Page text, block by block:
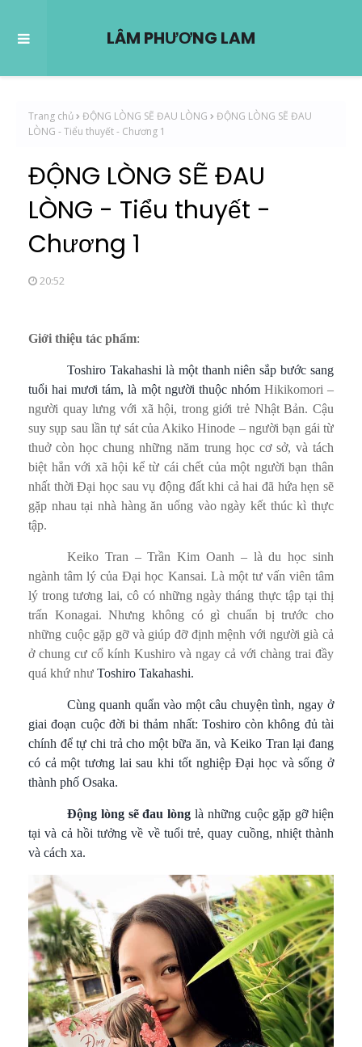
LÂM PHƯƠNG LAM
Trang chủ ĐỘNG LÒNG SẼ ĐAU LÒNG
ĐỘNG LÒNG SẼ ĐAU
LÒNG - Tiểu thuyết - Chương 1
ĐỘNG LÒNG SẼ ĐAU
LÒNG - Tiểu thuyết -
Chương 1
20:52
Giới thiệu tác phẩm:
Toshiro Takahashi là một thanh niên sắp bước sang
tuổi hai mươi tám, là một người thuộc nhóm Hikikomori –
người quay lưng với xã hội, trong giới trẻ Nhật Bản. Cậu
suy sụp sau lần tự sát của Akiko Hinode – người bạn gái từ
thuở còn học chung những năm trung học cơ sở, và tách
biệt hẳn với xã hội kể từ cái chết của một người bạn thân
nhất thời Đại học sau vụ động đất khi cả hai đã hứa hẹn sẽ
gặp nhau tại nhà hàng ăn uống vào ngày kết thúc kì thực
tập.
Keiko Tran – Trần Kim Oanh – là du học sinh
ngành tâm lý của Đại học Kansai. Là một tư vấn viên tâm
lý trong tương lai, cô có những ngày tháng thực tập tại thị
trấn Konagai. Nhưng không có gì chuẩn bị trước cho
những cuộc gặp gỡ và giúp đỡ định mệnh với người già cả
ở chung cư cổ kính Kushiro và ngay cả với chàng trai đầy
quá khứ như Toshiro Takahashi.
Cùng quanh quẩn vào một câu chuyện tình, ngay ở
giai đoạn cuộc đời bi thảm nhất: Toshiro còn không đủ tài
chính để tự chi trả cho một bữa ăn, và Keiko Tran lại đang
có cả một tương lai sau khi tốt nghiệp Đại học và sống ở
thành phố Osaka.
Động lòng sẽ đau lòng là những cuộc gặp gỡ hiện
tại và cả hồi tưởng về về tuổi trẻ, quay cuồng, nhiệt thành
và cách xa.